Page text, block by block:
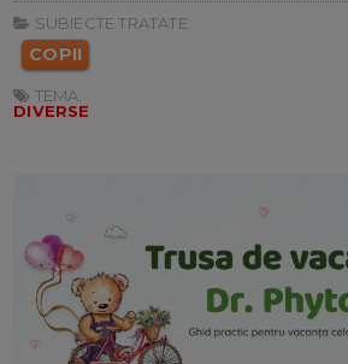
SUBIECTE TRATATE:
COPII
TEMA:
DIVERSE